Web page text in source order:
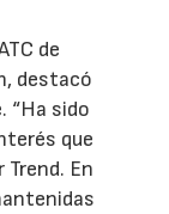
de
destacó
“Ha sido
que
En